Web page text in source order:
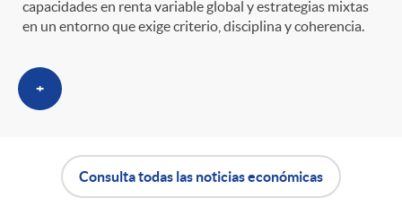
capacidades en renta variable global y estrategias mixtas
en un entorno que exige criterio, disciplina y coherencia.
+
Consulta todas las noticias económicas